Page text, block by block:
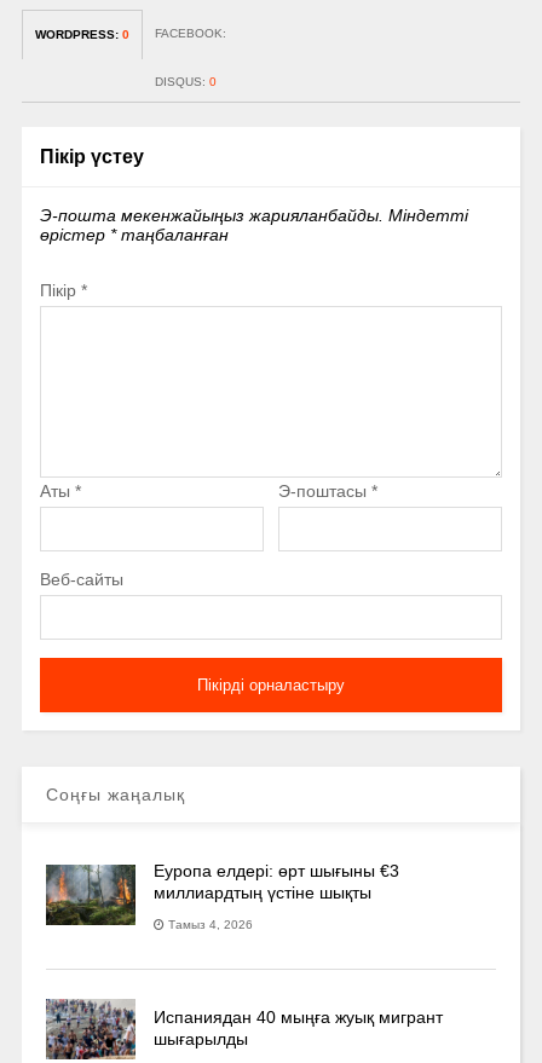
WORDPRESS: 0 FACEBOOK:
DISQUS: 0
Пікір үстеу
Э-пошта мекенжайыңыз жарияланбайды. Міндетті
өрістер *таңбаланған
Пікір *
Аты * Э-поштасы *
Веб-сайты
Соңғы жаңалық
Еуропа елдері: өрт шығыны €3
миллиардтың үстіне шықты
Тамыз 4, 2026
Испаниядан 40 мыңға жуық мигрант
шығарылды